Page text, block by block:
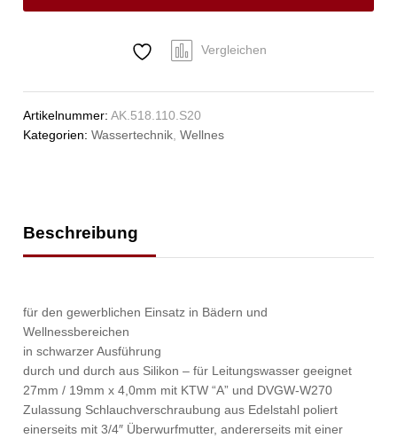
27mm
Vergleichen
Artikelnummer:AK.518.110.S20
Kategorien:Wassertechnik,Wellnes
Beschreibung
für den gewerblichen Einsatz in Bädern und
Wellnessbereichen
in schwarzer Ausführung
durch und durch aus Silikon – für Leitungswasser geeignet
27mm / 19mm x 4,0mm mit KTW “A” und DVGW-W270
Zulassung Schlauchverschraubung aus Edelstahl poliert
einerseits mit 3/4″ Überwurfmutter, andererseits mit einer